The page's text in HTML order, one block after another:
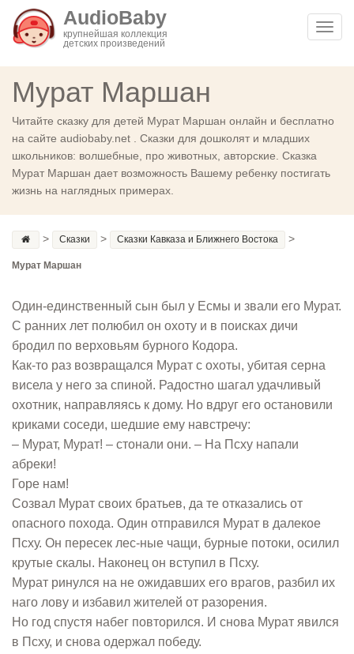
AudioBaby
крупнейшая коллекция
детских произведений
Мурат Маршан
Читайте сказку для детей Мурат Маршан онлайн и бесплатно
на сайте audiobaby.net . Сказки для дошколят и младших
школьников: волшебные, про животных, авторские. Сказка
Мурат Маршан дает возможность Вашему ребенку постигать
жизнь на наглядных примерах.
> Сказки > Сказки Кавказа и Ближнего Востока >
Мурат Маршан
Один-единственный сын был у Есмы и звали его Мурат.
С ранних лет полюбил он охоту и в поисках дичи
бродил по верховьям бурного Кодора.
Как-то раз возвращался Мурат с охоты, убитая серна
висела у него за спиной. Радостно шагал удачливый
охотник, направляясь к дому. Но вдруг его остановили
криками соседи, шедшие ему навстречу:
– Мурат, Мурат! – стонали они. – На Псху напали
абреки!
Горе нам!
Созвал Мурат своих братьев, да те отказались от
опасного похода. Один отправился Мурат в далекое
Псху. Он пересек лес-ные чащи, бурные потоки, осилил
крутые скалы. Наконец он вступил в Псху.
Мурат ринулся на не ожидавших его врагов, разбил их
наго лову и избавил жителей от разорения.
Но год спустя набег повторился. И снова Мурат явился
в Псху, и снова одержал победу.